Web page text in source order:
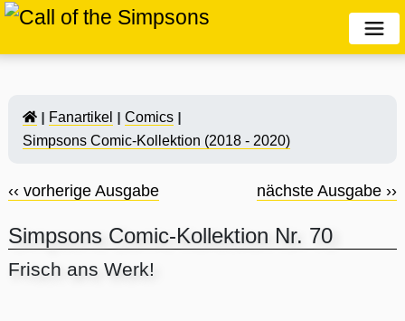
Fanartikel
Comics
Simpsons Comic-Kollektion (2018 - 2020)
‹‹ vorherige Ausgabe nächste Ausgabe ››
Simpsons Comic-Kollektion Nr. 70
Frisch ans Werk!